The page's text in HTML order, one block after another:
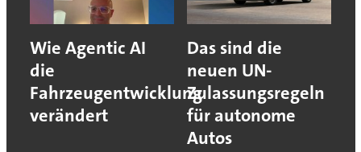
Wie Agentic AI
die
Fahrzeugentwicklung
verändert
Das sind die
neuen UN-
Zulassungsregeln
für autonome
Autos